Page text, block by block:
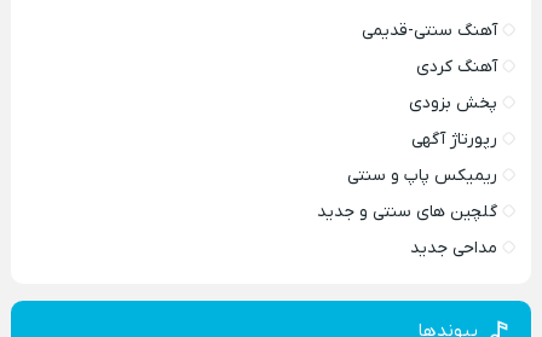
آهنگ سنتی-قدیمی
آهنگ کردی
پخش بزودی
رپورتاژ آگهی
ریمیکس پاپ و سنتی
گلچین های سنتی و جدید
مداحی جدید
پیوندها